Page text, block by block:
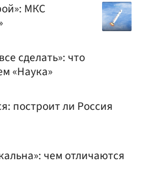
МКС
сделать»: что
«Наука»
построит ли Россия
чем отличаются